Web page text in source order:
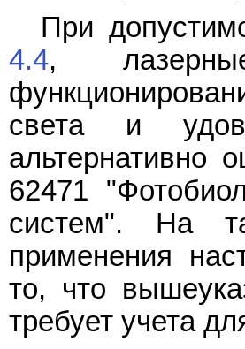
При
4.4,
света и
альтернативно
62471
систем". На
применения
то, что
требует учета